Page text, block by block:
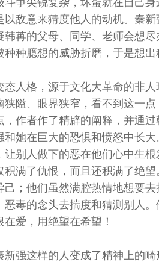
斗争尖锐复杂，坏蛋就在自己身
以敌意来猜度他人的动机。秦
苒的父母、同学、 老师会想
种种臆想的威胁折磨， 于是想出
态人格，源于文化大革命的非人
隘、 眼界狭窄，看不到这一
作者作了精辟的阐释， 并通
和她在巨大的恐惧和愤怒中长大
让别人做下的恶在他们心中生
积满了仇恨，而且还积满了绝望
己；他们虽然满腔热情地想要
恶毒的念头去揣度和猜测别人
爱， 用绝望在希望！
新强这样的人变成了精神上的畸